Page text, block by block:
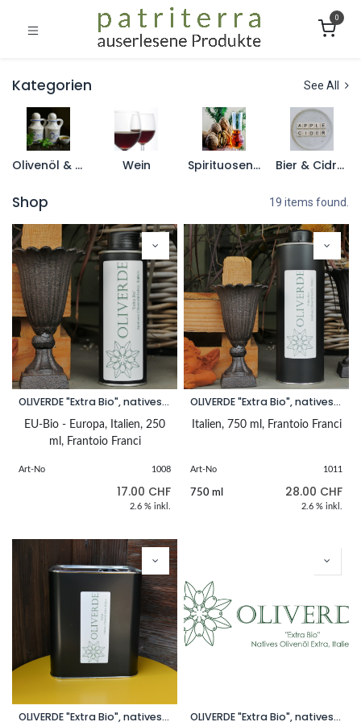
0
Kategorien See All
Olivenöl & Essig Wein Spirituosen/Schnaps Bier & Cidre/Apfelwein
Shop 19 items found.
OLIVERDE "Extra Bio", natives Olivenöl extra bio, Italien, 250 ml
EU-Bio - Europa, Italien, 250
ml, Frantoio Franci
Art-No 1008
17.00 CHF
2.6 % inkl.
OLIVERDE "Extra Bio", natives Olivenöl extra bio, Italien, 750 ml
Italien, 750 ml, Frantoio Franci
Art-No 1011
750 ml 28.00 CHF
2.6 % inkl.
OLIVERDE "Extra Bio", natives Olivenöl extra bio, Italien, 3 l OLIVERDE "Extra Bio", natives Olivenöl extra bio, Italien, 5 l